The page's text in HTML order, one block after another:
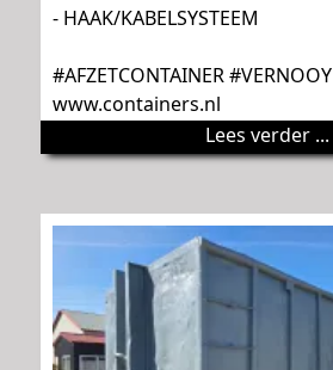
- HAAK/KABELSYSTEEM
#AFZETCONTAINER #VERNOOY
www.containers.nl
Lees verder ...